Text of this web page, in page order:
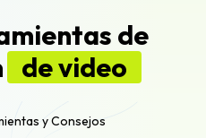
de
de video
y Consejos